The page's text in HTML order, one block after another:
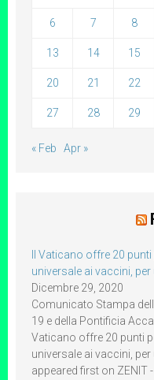
6 7 8
13 14 15
20 21 22
27 28 29
« Feb Apr »
Il Vaticano offre 20
universale ai vaccini,
Dicembre 29, 2020
Comunicato Stampa
19 e della Pontificia
Vaticano offre 20 punti
universale ai vaccini,
appeared first on ZENIT -